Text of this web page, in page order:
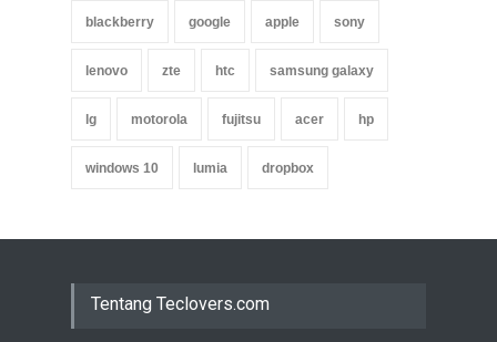
blackberry google apple sony
lenovo zte htc samsung galaxy
lg motorola fujitsu acer hp
windows 10 lumia dropbox
Tentang Teclovers.com